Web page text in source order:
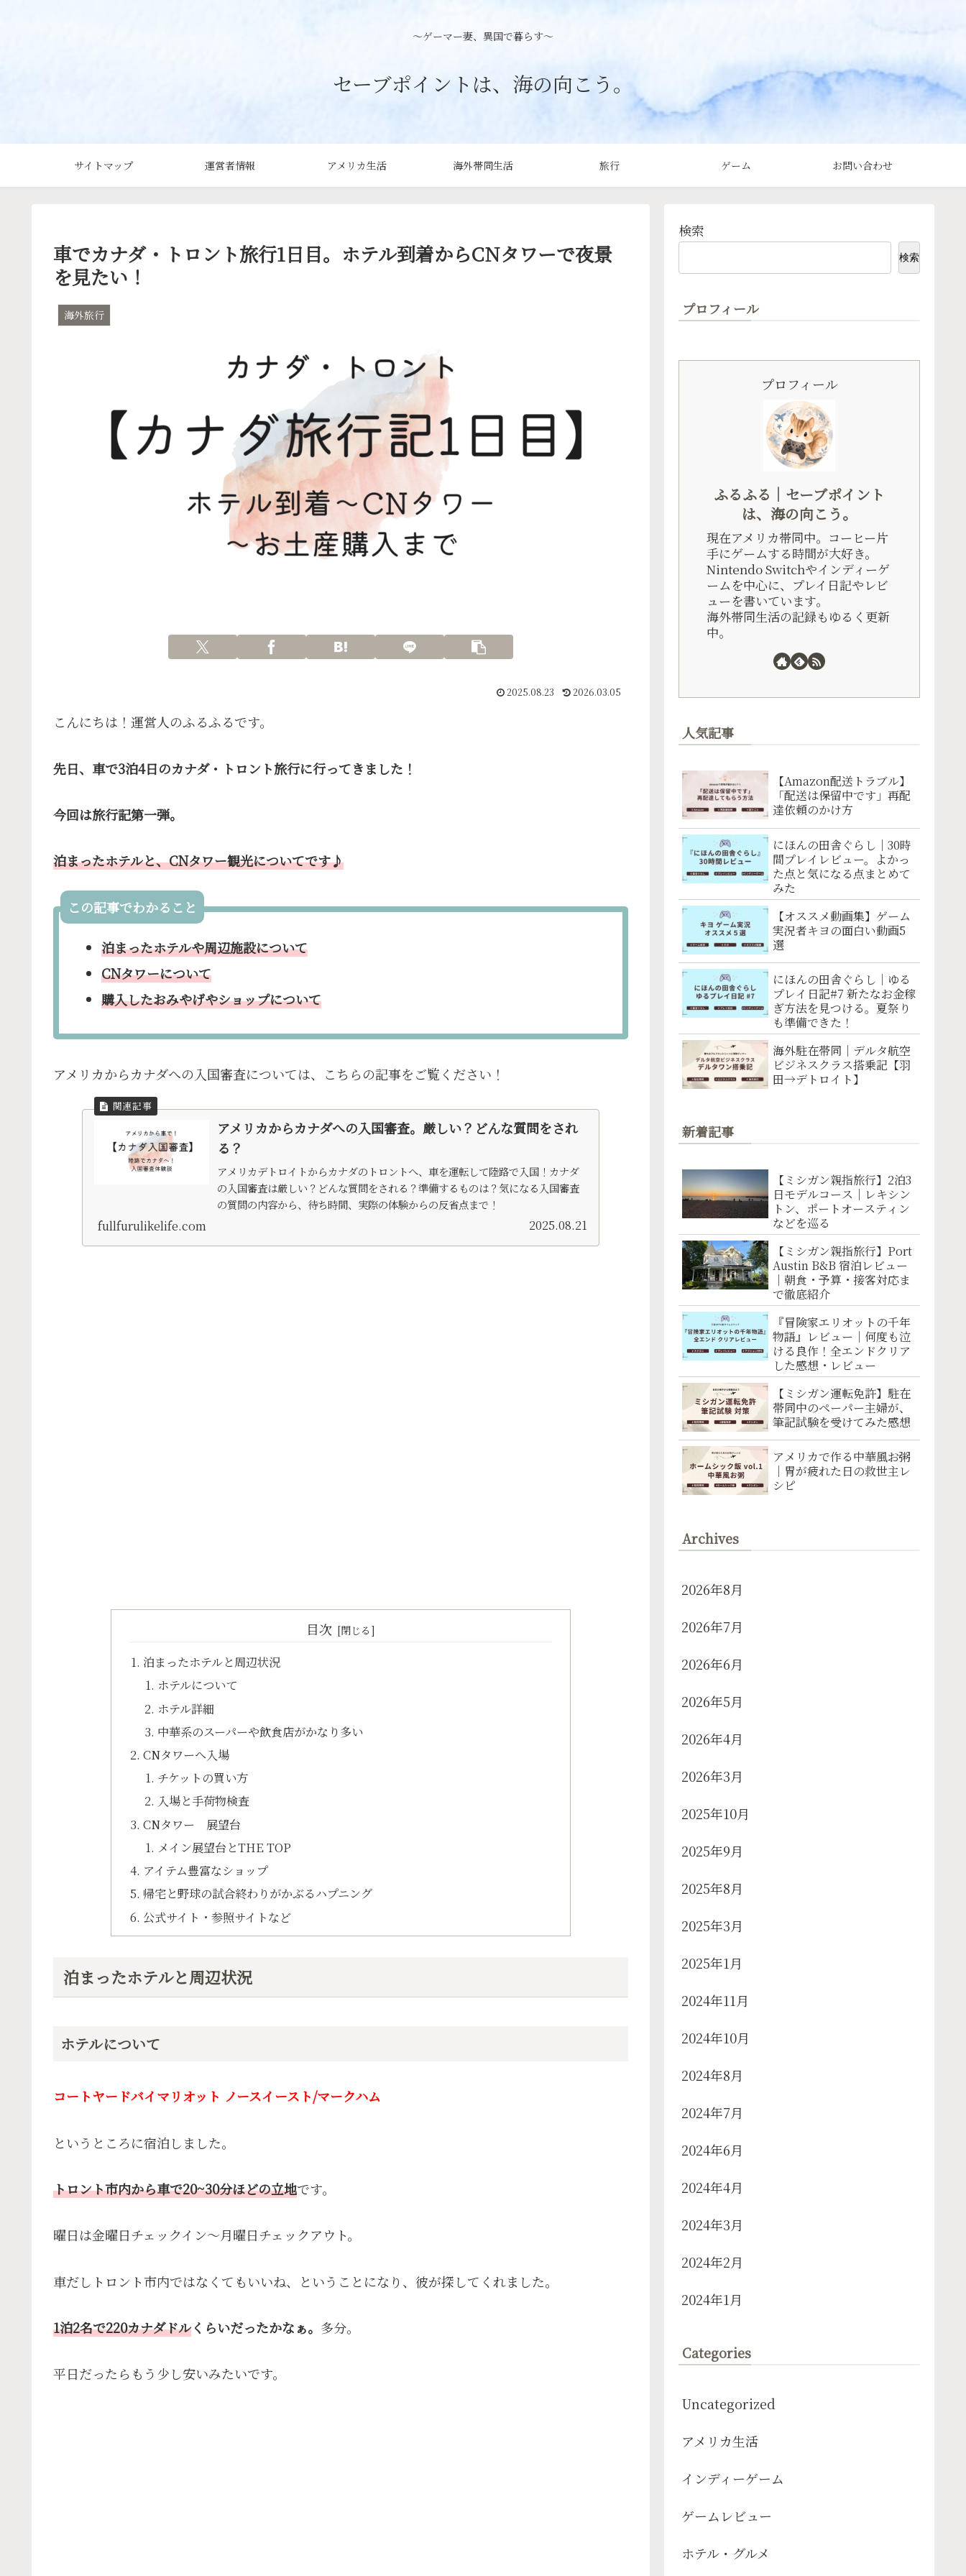
〜ゲーマー妻、異国で暮らす〜
セーブポイントは、海の向こう。
サイトマップ 運営者情報 アメリカ生活 海外帯同生活 旅行 ゲーム お問い合わせ
車でカナダ・トロント旅行1日目。ホテル到着からCNタワーで夜景
を見たい！
海外旅行
2025.08.23 2026.03.05
こんにちは！運営人のふるふるです。
先日、車で3泊4日のカナダ・トロント旅行に行ってきました！
今回は旅行記第一弾。
泊まったホテルと、CNタワー観光についてです♪
この記事でわかること
泊まったホテルや周辺施設について
CNタワーについて
購入したおみやげやショップについて
アメリカからカナダへの入国審査については、こちらの記事をご覧ください！
アメリカからカナダへの入国審査。厳しい？どんな質問をされ
る？
アメリカデトロイトからカナダのトロントへ、車を運転して陸路で入国！カナダ
の入国審査は厳しい？どんな質問をされる？準備するものは？気になる入国審査
の質問の内容から、待ち時間、実際の体験からの反省点まで！
fullfurulikelife.com 2025.08.21
目次
泊まったホテルと周辺状況
ホテルについて
ホテル詳細
中華系のスーパーや飲食店がかなり多い
CNタワーへ入場
チケットの買い方
入場と手荷物検査
CNタワー 展望台
メイン展望台とTHE TOP
アイテム豊富なショップ
帰宅と野球の試合終わりがかぶるハプニング
公式サイト・参照サイトなど
泊まったホテルと周辺状況
ホテルについて
コートヤードバイマリオット ノースイースト/マークハム
というところに宿泊しました。
トロント市内から車で20~30分ほどの立地です。
曜日は金曜日チェックイン〜月曜日チェックアウト。
車だしトロント市内ではなくてもいいね、ということになり、彼が探してくれました。
1泊2名で220カナダドルくらいだったかなぁ。 多分。
平日だったらもう少し安いみたいです。
検索
検索
プロフィール
プロフィール
ふるふる｜セーブポイント
は、海の向こう。
現在アメリカ帯同中。コーヒー片
手にゲームする時間が大好き。
Nintendo Switchやインディーゲ
ームを中心に、プレイ日記やレビ
ューを書いています。
海外帯同生活の記録もゆるく更新
中。
人気記事
【Amazon配送トラブル】
「配送は保留中です」再配
達依頼のかけ方
にほんの田舎ぐらし｜30時
間プレイレビュー。よかっ
た点と気になる点まとめて
みた
【オススメ動画集】ゲーム
実況者キヨの面白い動画5
選
にほんの田舎ぐらし｜ゆる
プレイ日記#7 新たなお金稼
ぎ方法を見つける。夏祭り
も準備できた！
海外駐在帯同｜デルタ航空
ビジネスクラス搭乗記【羽
田→デトロイト】
新着記事
【ミシガン親指旅行】2泊3
日モデルコース｜レキシン
トン、ポートオースティン
などを巡る
【ミシガン親指旅行】Port
Austin B&B 宿泊レビュー
｜朝食・予算・接客対応ま
で徹底紹介
『冒険家エリオットの千年
物語』レビュー｜何度も泣
ける良作！全エンドクリア
した感想・レビュー
【ミシガン運転免許】駐在
帯同中のペーパー主婦が、
筆記試験を受けてみた感想
アメリカで作る中華風お粥
｜胃が疲れた日の救世主レ
シピ
Archives
2026年8月
2026年7月
2026年6月
2026年5月
2026年4月
2026年3月
2025年10月
2025年9月
2025年8月
2025年3月
2025年1月
2024年11月
2024年10月
2024年8月
2024年7月
2024年6月
2024年4月
2024年3月
2024年2月
2024年1月
Categories
Uncategorized
アメリカ生活
インディーゲーム
ゲームレビュー
ホテル・グルメ